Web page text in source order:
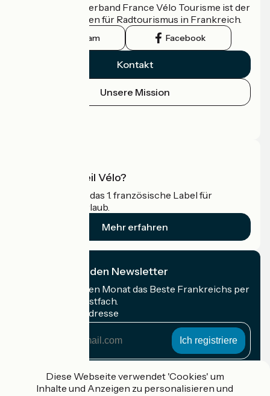
Der nationale Verband France Vélo Tourisme ist der
offizielle Leitfaden für Radtourismus in Frankreich.
Instagram Facebook
Kontakt
Unsere Mission
Was ist Accueil Vélo?
Accueil Vélo ist das 1. französische Label für
Radfahrer im Urlaub.
Mehr erfahren
Ich abonniere den Newsletter
Erhalten Sie jeden Monat das Beste Frankreichs per
Rad in Ihrem Postfach.
Meine E-Mail-Adresse
Adresse
Gefördert im Rahmen von Destination France
Diese Webseite verwendet 'Cookies' um
Inhalte und Anzeigen zu personalisieren und